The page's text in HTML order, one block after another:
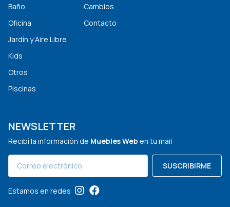
Baño
Oficina
Jardín y Aire Libre
Kids
Otros
Piscinas
Cambios
Contacto
NEWSLETTER
Recibí la información de Muebles Web en tu mail
SUSCRIBIRME
Estamos en redes